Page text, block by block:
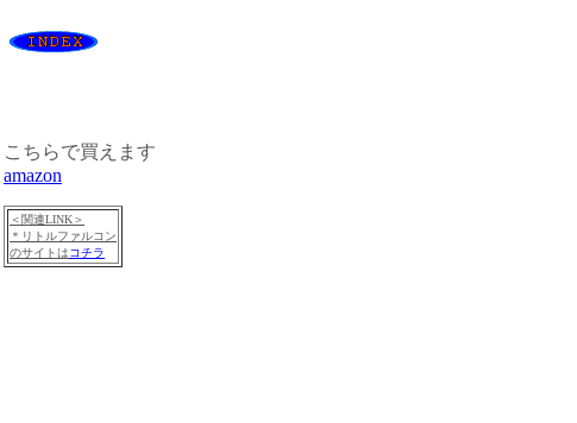
こちらで買えます
amazon
＜関連LINK＞
＊リトルファルコン
のサイトはコチラ